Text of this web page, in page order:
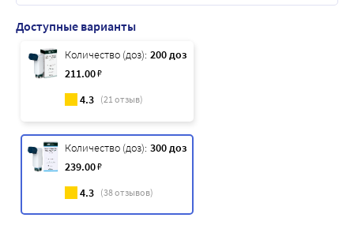
Доступные варианты
Количество (доз): 200 доз
211.00₽
4.3 (21отзыв)
Количество (доз): 300 доз
239.00₽
4.3 (38отзывов)